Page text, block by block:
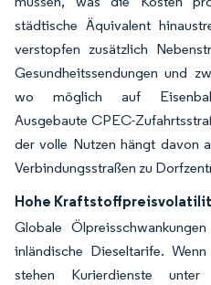
städtische Äquivalent
verstopfen zusätzlich
Gesundheitssendungen und
wo möglich auf
Ausgebaute CPEC-
der volle Nutzen hängt davon
Verbindungsstraßen zu
Hohe
Globale
inländische Dieseltarife.
stehen Kurierdienste